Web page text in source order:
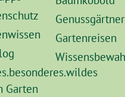
Garten
Gartenreisen